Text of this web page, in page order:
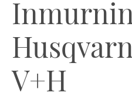
V+H